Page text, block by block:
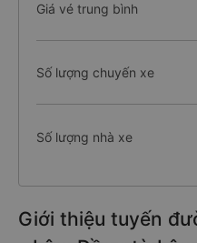
Giá vé trung bình
Số lượng chuyến xe
Số lượng nhà xe
Giới thiệu tuyến